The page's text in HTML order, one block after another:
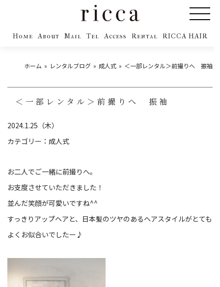
Home About Mail Tel Access Rental RICCA HAIR
ホーム レンタルブログ 成人式 ＜一部レンタル＞前撮りへ 振袖
＜一部レンタル＞前撮りへ 振袖
2024.1.25（木）
カテゴリー： 成人式
お二人でご一緒に前撮りへ。
お支度させていただきました！
並んだ笑顔が可愛いですね^^
すっきりアップヘアと、日本髪のツヤのあるヘアスタイルがとても
よくお似合いでしたー♪